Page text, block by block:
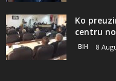
Ko
centru
BIH 8